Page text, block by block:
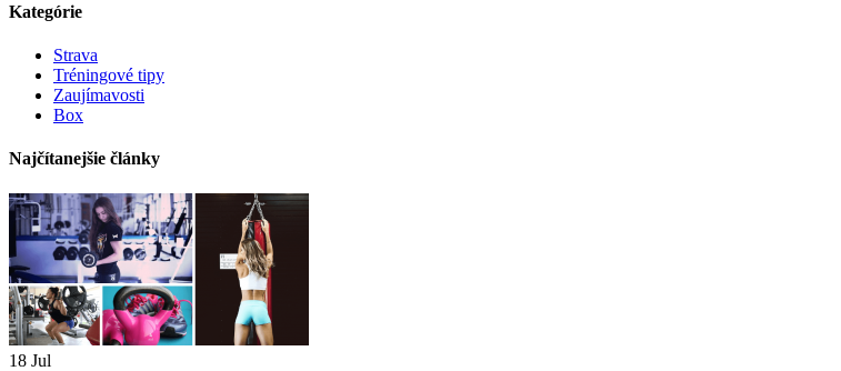
Kategórie
Strava
Tréningové tipy
Zaujímavosti
Box
Najčítanejšie články
18 Jul